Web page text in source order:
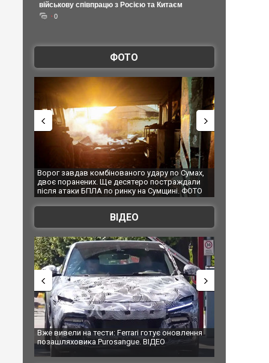
військову співпрацю з Росією та Китаєм
0
ФОТО
удару по Сумах,
постраждали
Сумщині. ФОТО
За 2000 кілометрів від кордону з Україною: в
Єкатеринбурзі після атаки дронів загорівся
склад Wildberries. ФОТО. ВІДЕО
ВІДЕО
готує оновлення
Вийшов трейлер нової екранізації легендарного
фільму "Афера Томаса Крауна"